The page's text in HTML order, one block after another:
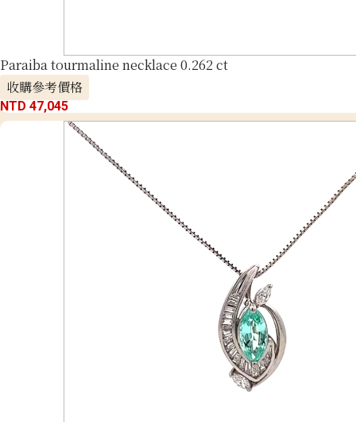
Paraiba tourmaline necklace 0.262 ct
收購參考價格
NTD 47,045